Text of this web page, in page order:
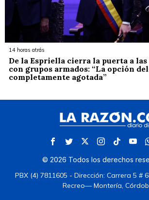
14 horas atrás
De la Espriella cierra la puerta a
con grupos armados: “La opción
completamente agotada”
© 2026 Todos los derechos
PBX (4) 7811605 - Dirección: Carrera 5 #
Recreo— Montería,